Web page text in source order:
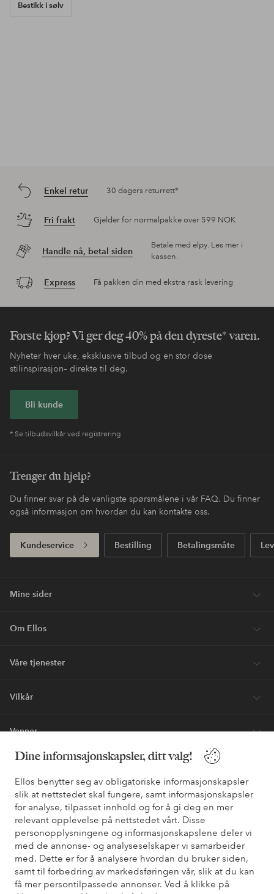
Dine informsajonskapsler, ditt valg!
Ellos benytter seg av obligatoriske informasjonskapsler
slik at nettstedet skal fungere, samt informasjonskapsler
for analyse, tilpasset innhold og for å gi deg en mer
relevant opplevelse på nettstedet vårt. Disse
personopplysningene og informasjonskapslene deler vi
med de annonse- og analyseselskaper vi samarbeider
med. Dette er for å analysere hvordan du bruker siden,
samt til forbedring av markedsføringen vår, slik at du kan
få mer persontilpassede annonser. Ved å klikke på
Bestikk i sølv
Enkel retur 30 dagers returrett*
Fri frakt Gjelder for normalpakke over 599 NOK
Handle nå, betal siden
Betale med elpy. Les mer i
kassen.
Express Få pakken din med ekstra rask levering
Første kjøp? Vi ger deg 40% på den dyreste* varen.
Nyheter hver uke, eksklusive tilbud og en stor dose
stilinspirasjon– direkte til deg.
Bli kunde
* Se tilbudsvilkår ved registrering
Trenger du hjelp?
Du finner svar på de vanligste spørsmålene i vår FAQ. Du finner
også informasjon om hvordan du kan kontakte oss.
Kundeservice Bestilling Betalingsmåte
Mine sider
Om Ellos
Våre tjenester
Vilkår
Venner
Sikre betalinger - Betal direkte eller del opp
Vil du vite mer om våre betalingsalternativer?
elpy elpy
Norge - Velg land